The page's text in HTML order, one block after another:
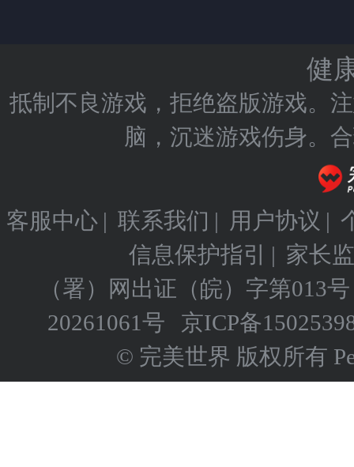
健
抵制不良游戏，拒绝盗版游戏。
脑，沉迷游戏伤身。
客服中心 | 联系我们 | 用户协议 |
信息保护指引
| 家长
（署）网出证（皖）字第013号
20261061号
京ICP备
© 完美世界 版权所有